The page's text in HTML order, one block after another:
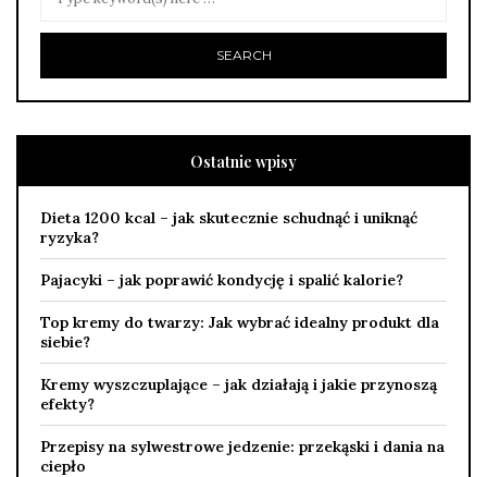
Ostatnie wpisy
Dieta 1200 kcal – jak skutecznie schudnąć i uniknąć
ryzyka?
Pajacyki – jak poprawić kondycję i spalić kalorie?
Top kremy do twarzy: Jak wybrać idealny produkt dla
siebie?
Kremy wyszczuplające – jak działają i jakie przynoszą
efekty?
Przepisy na sylwestrowe jedzenie: przekąski i dania na
ciepło